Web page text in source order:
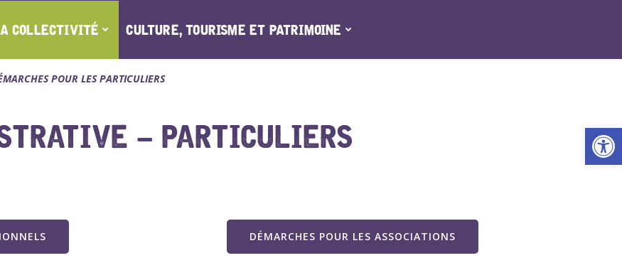
COLLECTIVITÉ CULTURE, TOURISME ET PATRIMOINE
POUR LES PARTICULIERS
– PARTICULIERS
DÉMARCHES POUR LES ASSOCIATIONS